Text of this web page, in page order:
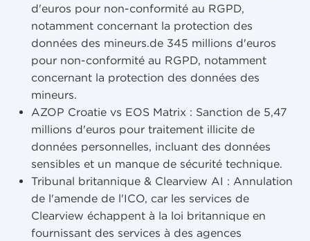
d'euros pour non-conformité au RGPD,
notamment concernant la protection des
données des mineurs.de 345 millions d'euros
pour non-conformité au RGPD, notamment
concernant la protection des données des
mineurs.
AZOP Croatie vs EOS Matrix : Sanction de 5,47
millions d'euros pour traitement illicite de
données personnelles, incluant des données
sensibles et un manque de sécurité technique.
Tribunal britannique & Clearview AI : Annulation
de l'amende de l'ICO, car les services de
Clearview échappent à la loi britannique en
fournissant des services à des agences